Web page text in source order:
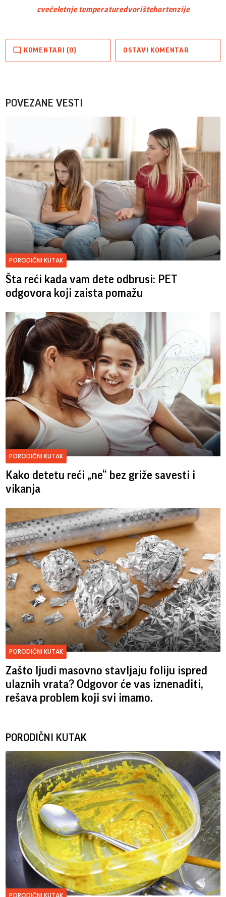
cvećeletnje temperaturedvorištehortenzije
KOMENTARI (0) OSTAVI KOMENTAR
POVEZANE VESTI
PORODIČNI KUTAK
Šta reći kada vam dete odbrusi: PET
odgovora koji zaista pomažu
PORODIČNI KUTAK
Kako detetu reći „ne“ bez griže savesti i
vikanja
PORODIČNI KUTAK
Zašto ljudi masovno stavljaju foliju ispred
ulaznih vrata? Odgovor će vas iznenaditi,
rešava problem koji svi imamo.
PORODIČNI KUTAK
PORODIČNI KUTAK